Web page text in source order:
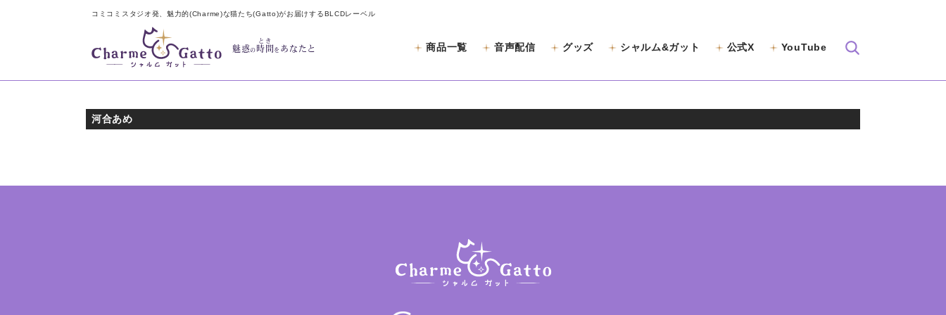
コミコミスタジオ発、魅力的(Charme)な猫たち(Gatto)がお届けするBLCDレーベル
魅惑の 時間
とき
を あなたと 商品一覧 音声配信 グッズ シャルム&ガット 公式X YouTube
河合あめ